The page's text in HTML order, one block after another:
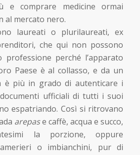
comprare medicine ormai
al mercato nero.
laureati o plurilaureati, ex
che qui non possono
perché l’apparato
Paese è al collasso, e da un
è più in grado di autenticare i
ufficiali di tutti i suoi
espatriando. Così si ritrovano
arepase caffè, acqua e succo,
la porzione, oppure
o imbianchini, pur di